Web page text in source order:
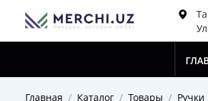
Главная Каталог Товары